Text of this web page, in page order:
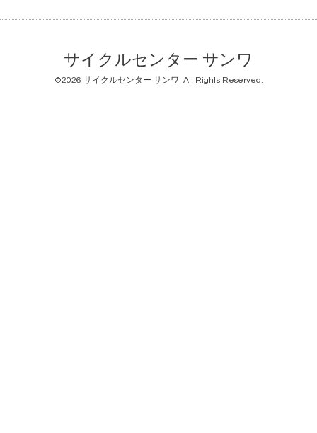
サイクルセンター サンワ
©2026 サイクルセンター サンワ. All Rights Reserved.